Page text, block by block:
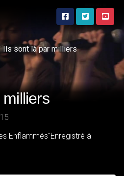
Ils sont là par milliers
4 | 2015
Enflammés"Enregistré à